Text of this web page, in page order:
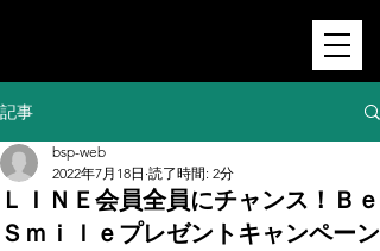
記事
ＬＩＮＥ会員全員にチャンス！Ｂｅ
Ｓｍｉｌｅプレゼントキャンペーン
bsp-web
2022年7月18日 読了時間: 2分